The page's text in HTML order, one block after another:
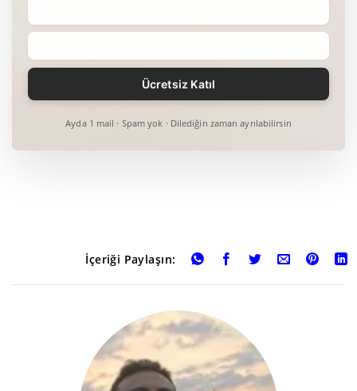
Ayda 1 mail · Spam yok · Dilediğin zaman ayrılabilirsin
İçeriği Paylaşın: